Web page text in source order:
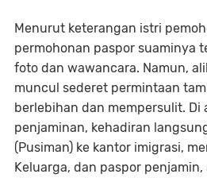
Menurut keterangan istri
permohonan paspor suaminya
foto dan wawancara. Namun,
muncul sederet permintaan
berlebihan dan mempersulit. Di
penjaminan, kehadiran
(Pusiman) ke kantor imigrasi,
Keluarga, dan paspor